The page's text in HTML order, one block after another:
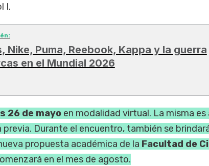
I.
Nike, Puma, Reebook, Kappa y la guerra
en el Mundial 2026
26 de mayoen modalidad virtual. La misma es
Durante el encuentro, también se
propuesta académica de la Facultad de
en el mes de agosto.